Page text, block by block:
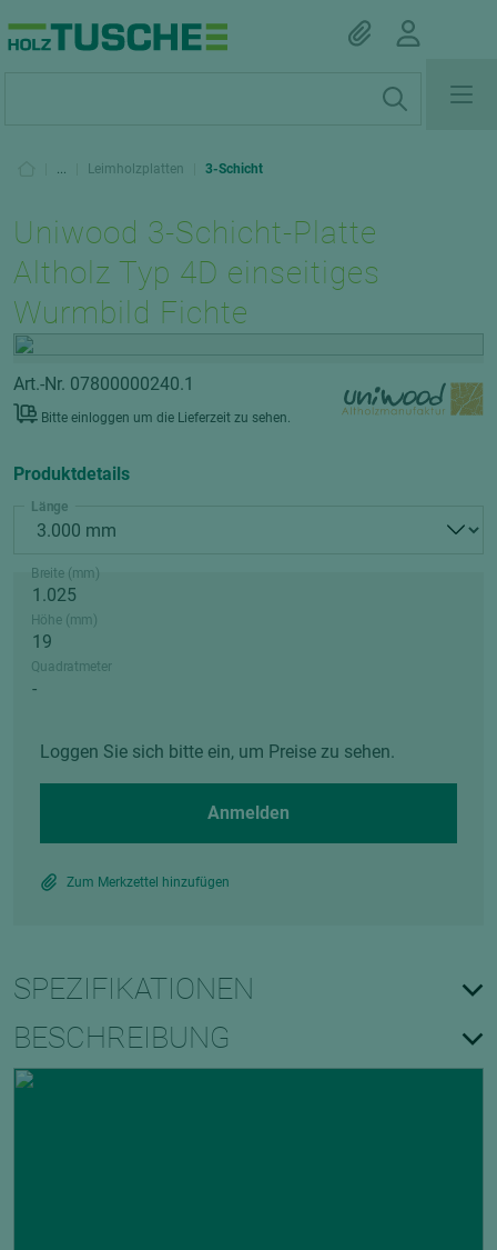
... Leimholzplatten 3-Schicht
Uniwood 3-Schicht-Platte
Altholz Typ 4D einseitiges
Wurmbild Fichte
Art.-Nr. 07800000240.1
Bitte einloggen um die Lieferzeit zu sehen.
Produktdetails
Länge
Breite (mm)
Höhe (mm)
Quadratmeter
Loggen Sie sich bitte ein, um Preise zu sehen.
Anmelden
Zum Merkzettel hinzufügen
SPEZIFIKATIONEN
BESCHREIBUNG